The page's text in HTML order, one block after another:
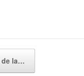
de la…